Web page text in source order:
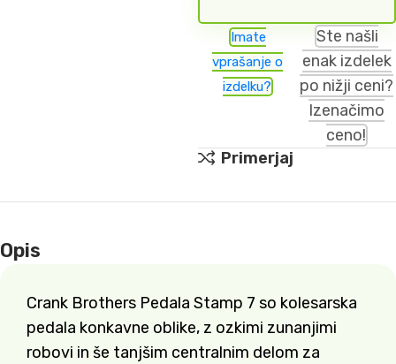
Imate
vprašanje o
izdelku?
Ste našli
enak izdelek
po nižji ceni?
Izenačimo
ceno!
Primerjaj
Opis
Crank Brothers Pedala Stamp 7 so kolesarska
pedala konkavne oblike, z ozkimi zunanjimi
robovi in še tanjšim centralnim delom za